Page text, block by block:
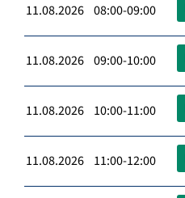
11.08.2026 08:00-09:00
11.08.2026 09:00-10:00
11.08.2026 10:00-11:00
11.08.2026 11:00-12:00